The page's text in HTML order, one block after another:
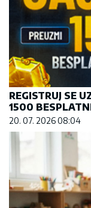
REGISTRUJ SE
1500
20. 07. 2026 08:04